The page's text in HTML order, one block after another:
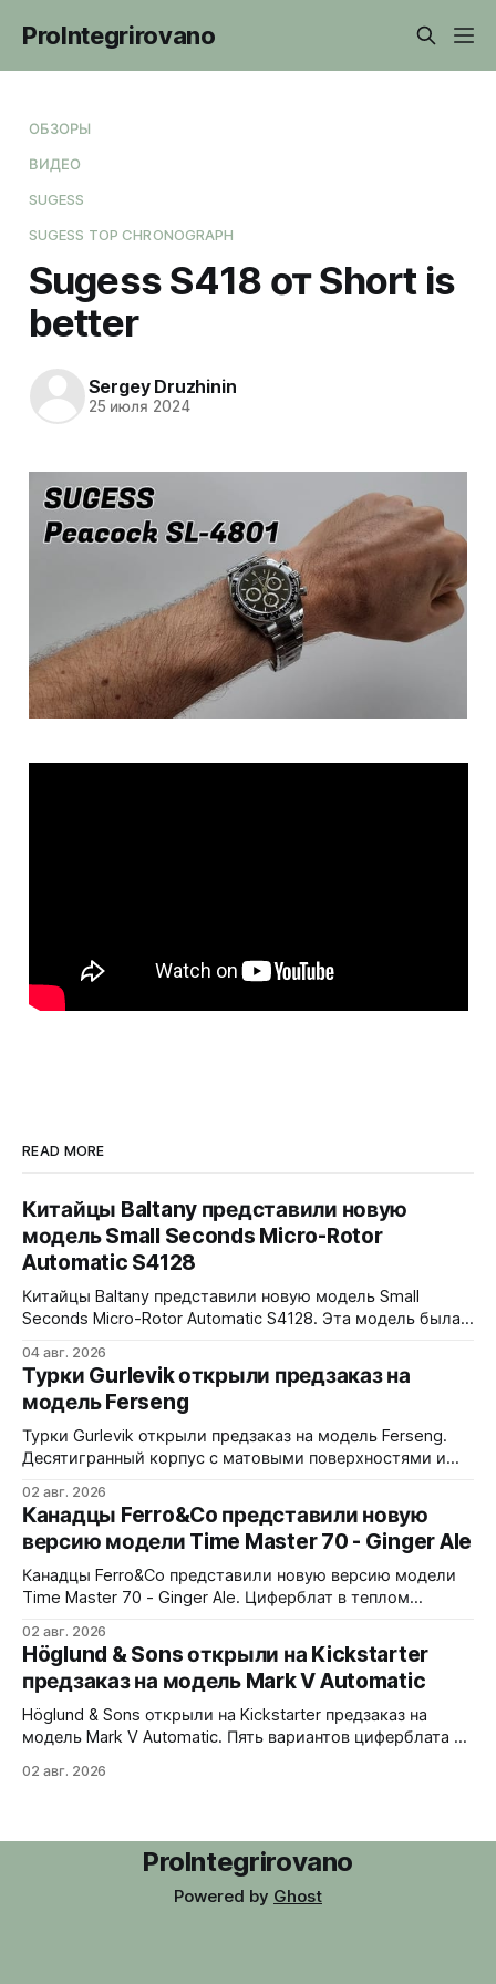
ProIntegrirovano
ОБЗОРЫ
ВИДЕО
SUGESS
SUGESS TOP CHRONOGRAPH
Sugess S418 от Short is
better
Sergey Druzhinin
25 июля 2024
READ MORE
Китайцы Baltany представили новую
модель Small Seconds Micro-Rotor
Automatic S4128
Китайцы Baltany представили новую модель Small
Seconds Micro-Rotor Automatic S4128. Эта модель была
давлением спроса) - всё-таки выпущена в регулярной
коллекции Baltany. Четыре варианта - white, black, blue и
green. Микроротор, MOP циферблат с радиальным
рисунком, малая секундная стрелка синёного цвета.
38x10x44,2
04 авг. 2026
Турки Gurlevik открыли предзаказ на
модель Ferseng
Турки Gurlevik открыли предзаказ на модель Ferseng.
Десятигранный корпус с матовыми поверхностями и
узором из полированных ромбов. Шесть вариантов -
Blue, Gold, Ice, Coral, Purple и Green Turquoise 38x10x44
мм. Сапфировое стекло, 5 ATM. Miyota 9039 690
долларов. Отгрузка в декабре 2026 года
02 авг. 2026
Канадцы Ferro&Co представили новую
версию модели Time Master 70 - Ginger Ale
Канадцы Ferro&Co представили новую версию модели
Time Master 70 - Ginger Ale. Циферблат в теплом
вдохновленный стилистикой 1970-х годов. 39x11x47
мм. Корпус из 316L стали, матовая обработка с
полированным безелем. Сапфировое стекло с
антибликовым покрытием. Интегрированный браслет
из нержавеющей стали с микрорегулировкой on-
02 авг. 2026
Höglund & Sons открыли на Kickstarter
предзаказ на модель Mark V Automatic
Höglund & Sons открыли на Kickstarter предзаказ на
модель Mark V Automatic. Пять вариантов циферблата -
варианта крепления - кожаный ремешок и стальной
задней крышке. Водозащита 50 метров.
02 авг. 2026
ProIntegrirovano
Powered by Ghost